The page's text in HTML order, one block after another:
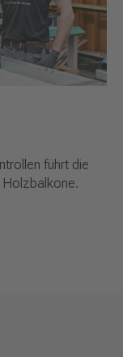
führt die
Holzbalkone.